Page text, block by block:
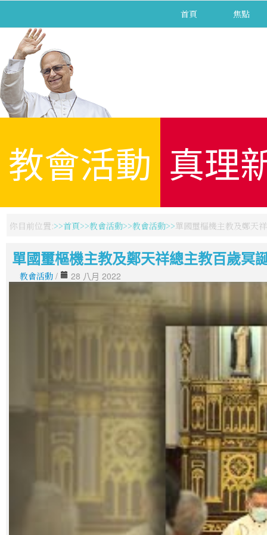
首頁 焦點
教會活動 真理
你目前位置: 首頁 教會活動 教會活動 單國璽樞機主教及鄭天
單國璽樞機主教及鄭天祥總主教百歲冥
教會活動 / 28 八月 2022